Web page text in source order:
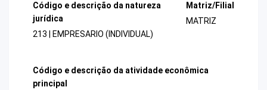
Código e descrição da natureza
jurídica
213 | EMPRESARIO (INDIVIDUAL)
Matriz/Filial
MATRIZ
Código e descrição da atividade econômica
principal